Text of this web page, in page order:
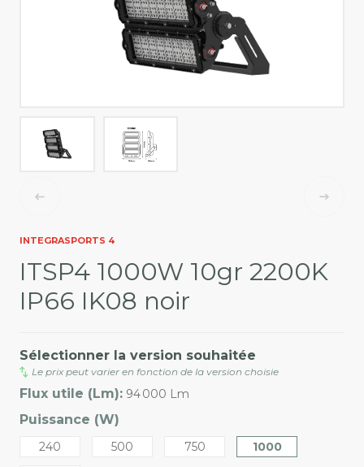
INTEGRASPORTS 4
ITSP4 1000W 10gr 2200K
IP66 IK08 noir
Sélectionner la version souhaitée
Le prix peut varier en fonction de la version choisie
Flux utile (Lm): 94 000 Lm
Puissance (W)
240 500 750
1000